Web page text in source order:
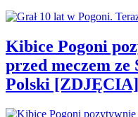
Kibice Pogoni
przed meczem ze
Polski [ZDJĘCIA]